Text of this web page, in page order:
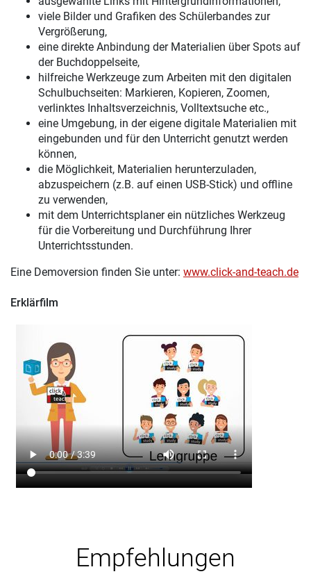
viele Bilder und Grafiken des Schülerbandes zur
Vergrößerung,
eine direkte Anbindung der Materialien über Spots auf
der Buchdoppelseite,
hilfreiche Werkzeuge zum Arbeiten mit den digitalen
Schulbuchseiten: Markieren, Kopieren, Zoomen,
verlinktes Inhaltsverzeichnis, Volltextsuche etc.,
eine Umgebung, in der eigene digitale Materialien mit
eingebunden und für den Unterricht genutzt werden
können,
die Möglichkeit, Materialien herunterzuladen,
abzuspeichern (z.B. auf einen USB-Stick) und offline
zu verwenden,
mit dem Unterrichtsplaner ein nützliches Werkzeug
für die Vorbereitung und Durchführung Ihrer
Unterrichtsstunden.
Eine Demoversion finden Sie unter: www.click-and-teach.de
Erklärfilm
Empfehlungen